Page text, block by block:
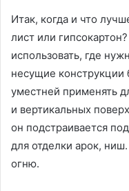
Итак, когда и что
лист или
использовать, где
несущие конструкции
уместней применять
и вертикальных
он подстраивается
для отделки арок,
огню.